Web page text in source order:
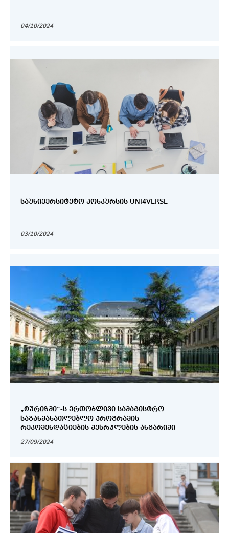
04/10/2024
ᲡᲐᲣᲜᲘᲕᲔᲠᲡᲘᲢᲔᲢᲝ ᲙᲝᲜᲙᲣᲠᲡᲘᲡ UNI4VERSE
03/10/2024
„ᲢᲣᲠᲘᲖᲛᲘ“-Ს ᲔᲠᲗᲝᲑᲚᲘᲕᲘ ᲡᲐᲛᲐᲒᲘᲡᲢᲠᲝ
ᲡᲐᲒᲐᲜᲛᲐᲜᲐᲗᲚᲔᲑᲚᲝ ᲞᲠᲝᲒᲠᲐᲛᲘᲡ
ᲠᲔᲙᲝᲛᲔᲜᲓᲐᲪᲘᲔᲑᲘᲡ ᲨᲔᲡᲠᲣᲚᲔᲑᲘᲡ ᲐᲜᲒᲐᲠᲘᲨᲘ
27/09/2024